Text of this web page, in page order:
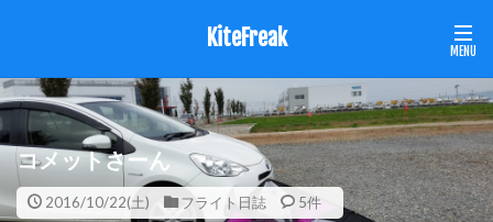
KiteFreak
コメットさーん
2016/10/22(土) フライト日誌 5件